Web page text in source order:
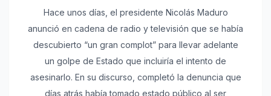
Hace unos días, el presidente Nicolás Maduro
anunció en cadena de radio y televisión que se había
descubierto “un gran complot” para llevar adelante
un golpe de Estado que incluiría el intento de
asesinarlo. En su discurso, completó la denuncia que
días atrás había tomado estado público al ser